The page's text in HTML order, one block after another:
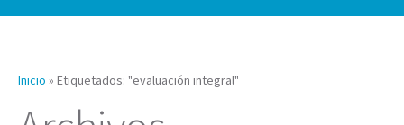
Inicio » Etiquetados: "evaluación integral"